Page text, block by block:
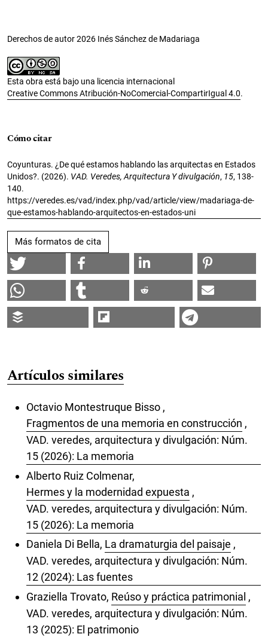
Derechos de autor 2026 Inés Sánchez de Madariaga
Esta obra está bajo una licencia internacional
Creative Commons Atribución-NoComercial-CompartirIgual 4.0.
Cómo citar
Coyunturas. ¿De qué estamos hablando las arquitectas en Estados
Unidos?. (2026). VAD. Veredes, Arquitectura Y divulgación, 15, 138-
140.
https://veredes.es/vad/index.php/vad/article/view/madariaga-de-
que-estamos-hablando-arquitectos-en-estados-uni
Más formatos de cita
Artículos similares
Octavio Montestruque Bisso ,
Fragmentos de una memoria en construcción ,
VAD. veredes, arquitectura y divulgación: Núm.
15 (2026): La memoria
Alberto Ruiz Colmenar,
Hermes y la modernidad expuesta ,
VAD. veredes, arquitectura y divulgación: Núm.
15 (2026): La memoria
Daniela Di Bella, La dramaturgia del paisaje ,
VAD. veredes, arquitectura y divulgación: Núm.
12 (2024): Las fuentes
Graziella Trovato, Reúso y práctica patrimonial ,
VAD. veredes, arquitectura y divulgación: Núm.
13 (2025): El patrimonio